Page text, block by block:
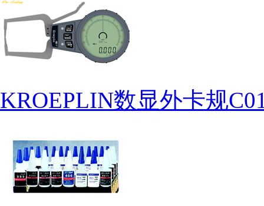
KROEPLIN数显外卡规